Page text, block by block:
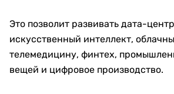
Это позволит развивать дата-
искусственный интеллект,
телемедицину, финтех,
вещей и цифровое производство.